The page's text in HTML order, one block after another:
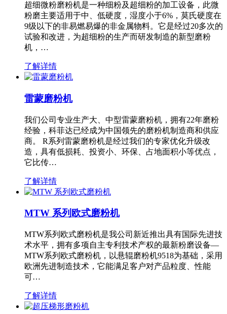
超细微粉磨粉机是一种细粉及超细粉的加工设备，此微
粉磨主要适用于中、低硬度，湿度小于6%，莫氏硬度在
9级以下的非易燃易爆的非金属物料。它是经过20多次的
试验和改进，为超细粉的生产而研发制造的新型磨粉
机，…
了解详情
雷蒙磨粉机
我们公司专业生产大、中型雷蒙磨粉机，拥有22年磨粉
经验，科菲达已经成为中国领先的磨粉机制造商和供应
商。 R系列雷蒙磨粉机是经过我们的专家优化升级改
造，具有低损耗、投资小、环保、占地面积小等优点，
它比传…
了解详情
MTW 系列欧式磨粉机
MTW系列欧式磨粉机是我公司新近推出具有国际先进技
术水平，拥有多项自主专利技术产权的最新粉磨设备—
MTW系列欧式磨粉机，以悬辊磨粉机9518为基础，采用
欧洲先进制造技术，它能满足客户对产品粒度、性能
可…
了解详情